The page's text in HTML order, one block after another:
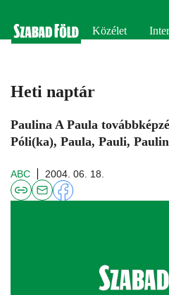
Közélet
Heti naptár
Paulina A Paula
Póli(ka), Paula, Pauli,
ABC 2004. 06. 18.